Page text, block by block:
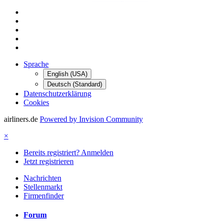
Sprache
English (USA)
Deutsch (Standard)
Datenschutzerklärung
Cookies
airliners.de Powered by Invision Community
×
Bereits registriert? Anmelden
Jetzt registrieren
Nachrichten
Stellenmarkt
Firmenfinder
Forum